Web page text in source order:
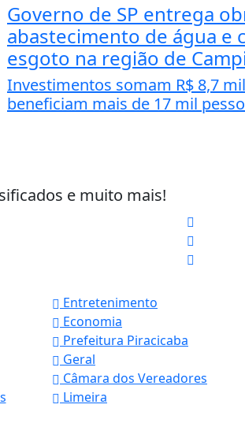
Governo de SP entrega
abastecimento de água e
esgoto na região de
Investimentos somam R$ 8,7
beneficiam mais de 17 mil
e muito mais!
Entretenimento
Economia
Prefeitura Piracicaba
Geral
Câmara dos Vereadores
Limeira
de navegação. Ao